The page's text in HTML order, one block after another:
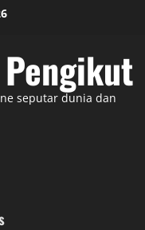
seputar dunia dan